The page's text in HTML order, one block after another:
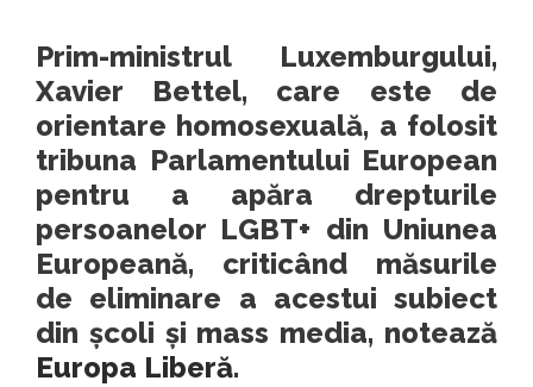
Prim-ministrul Luxemburgului,
Xavier Bettel, care este de
orientare homosexuală, a folosit
tribuna Parlamentului European
pentru a apăra drepturile
persoanelor LGBT+ din Uniunea
Europeană, criticând măsurile
de eliminare a acestui subiect
din școli și mass media, notează
Europa Liberă.